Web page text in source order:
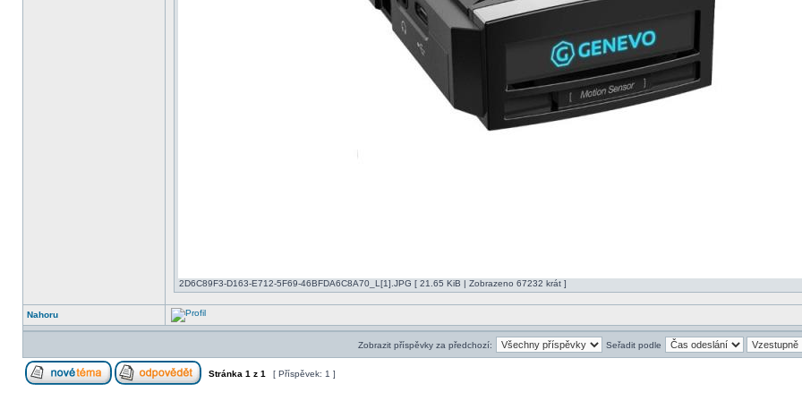
2D6C89F3-D163-E712-5F69-46BFDA6C8A70_L[1].JPG [ 21.65 KiB | Zobrazeno 67232 krát ]
Nahoru
Zobrazit příspěvky za předchozí: Seřadit podle
Stránka 1 z 1 [ Příspěvek: 1 ]